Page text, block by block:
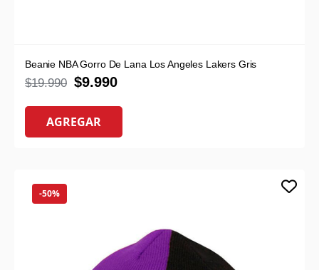
Beanie NBA Gorro De Lana Los Angeles Lakers Gris
$19.990 $9.990
AGREGAR
-50%